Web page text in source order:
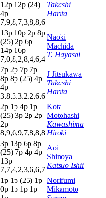
12p 12p (24)
4p
7,9,8,7,3,8,8,6
Takashi
Harita
13p 10p 2p 8p
(25) 2p 6p
14p 16p
7,0,8,2,8,4,6,4
Naoki
Machida
T. Hayashi
7p 2p 7p 7p
8p 8p (25) 4p
4p
3,8,3,3,2,2,6,6
J Jitsukawa
Takashi
Harita
2p 1p 4p 1p
(25) 3p 2p 2p
2p
8,9,6,9,7,8,8,8
Kota
Motohashi
Kawashima
Hiroki
3p 13p 6p 8p
(25) 7p 4p 4p
13p
7,7,4,2,3,6,6,7
Aoi
Shinoya
Katsuo Ishii
1p 1p (25) 1p
0p 1p 1p 1p
Norifumi
Mikamoto